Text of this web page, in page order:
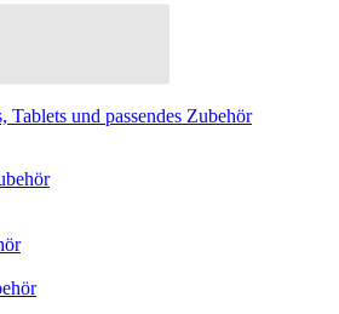
Tablets und passendes Zubehör